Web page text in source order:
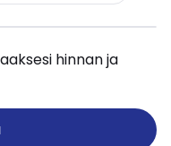
hinnan ja